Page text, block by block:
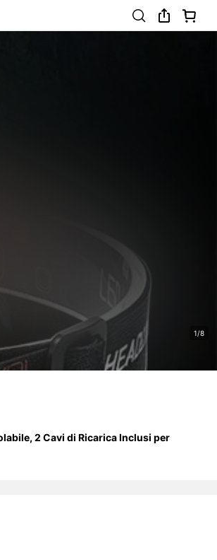
1/8
2 Cavi di Ricarica Inclusi per